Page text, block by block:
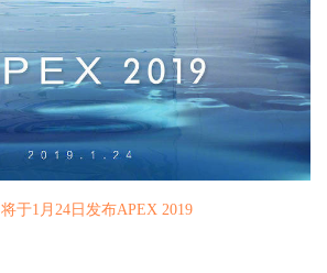
将于1月24日发布APEX 2019